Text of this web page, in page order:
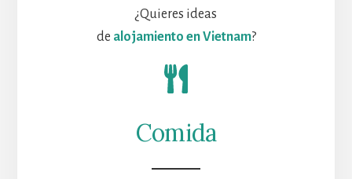
¿Quieres ideas
de alojamiento en Vietnam?
Comida